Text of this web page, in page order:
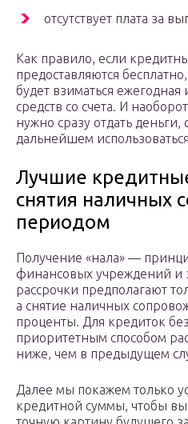
отсутствует плата за
Как правило, если
предоставляются
будет взиматься
средств со счета. И
нужно сразу отдать деньги,
дальнейшем
Лучшие
снятия наличных
периодом
Получение «нала» —
финансовых учреждений и
рассрочки предполагают
а снятие наличных
проценты. Для кредиток
приоритетным способом
ниже, чем в предыдущем
Далее мы покажем только
кредитной суммы, чтобы вы